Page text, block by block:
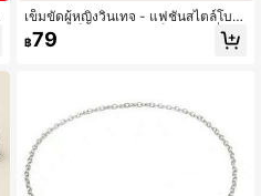
เข็มขัดผู้หญิงวินเทจ - แฟชั่นสไตล์โบฮีเ
มียน หัวเข็มขัดกลวง - เข็มขัดแฟชั่นพัง
ก์ร็อค Y2K ที่ทันสมัยสำหรับทั้งชายและ
ทาน, เครื่องประดับผู้หญิง
฿79